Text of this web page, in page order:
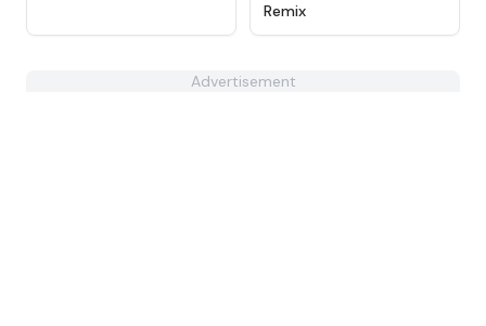
Remix
Advertisement